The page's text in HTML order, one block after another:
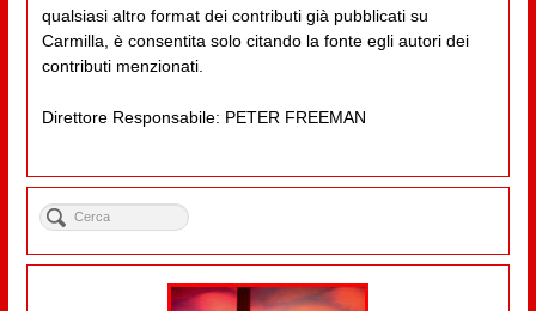
qualsiasi altro format dei contributi già pubblicati su
Carmilla, è consentita solo citando la fonte egli autori dei
contributi menzionati.
Direttore Responsabile: PETER FREEMAN